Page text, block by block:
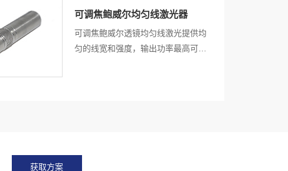
可调焦鲍威尔均匀线激光器
可调焦鲍威尔透镜均匀线激光提供均
匀的线宽和强度，输出功率最高可达
获取方案